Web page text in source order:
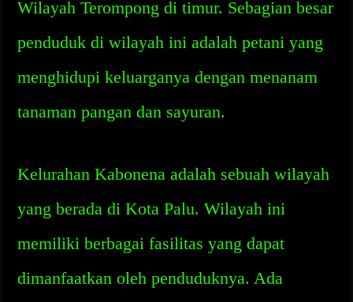
Wilayah Terompong di timur. Sebagian besar
penduduk di wilayah ini adalah petani yang
menghidupi keluarganya dengan menanam
tanaman pangan dan sayuran.
Kelurahan Kabonena adalah sebuah wilayah
yang berada di Kota Palu. Wilayah ini
memiliki berbagai fasilitas yang dapat
dimanfaatkan oleh penduduknya. Ada